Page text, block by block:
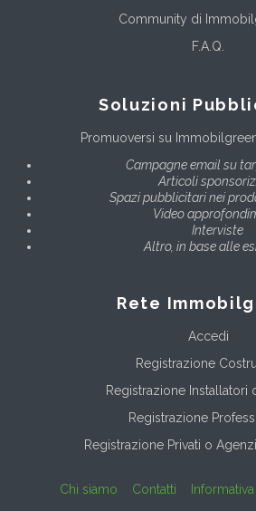
Community di
F.A.Q.
Soluzioni
Promuoversi su
Campagne email su
Articoli
Spazi pubblicitari nei
Video
Interviste
Altro, in base alle
Rete
Accedi
Registrazione
Registrazione Installatori
Registrazione
Registrazione Privati o
Chi siamo Contatti